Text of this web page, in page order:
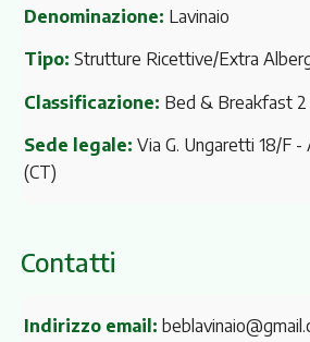
Denominazione: Lavinaio
Tipo: Strutture Ricettive/Extra
Classificazione: Bed & Breakfast 2
Sede legale: Via G. Ungaretti 18/F -
(CT)
Contatti
Indirizzo email: